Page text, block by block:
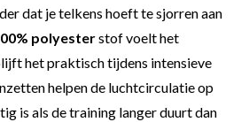
dat je telkens hoeft te sjorren aan
polyesterstof voelt het
het praktisch tijdens intensieve
helpen de luchtcirculatie op
is als de training langer duurt dan